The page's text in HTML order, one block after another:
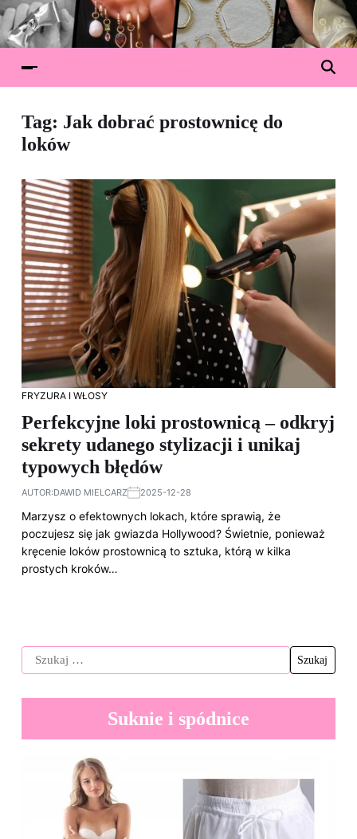
Tag: Jak dobrać prostownicę do
loków
FRYZURA I WŁOSY
Perfekcyjne loki prostownicą – odkryj
sekrety udanego stylizacji i unikaj
typowych błędów
AUTOR:DAWID MIELCARZ 2025-12-28
Marzysz o efektownych lokach, które sprawią, że
poczujesz się jak gwiazda Hollywood? Świetnie, ponieważ
kręcenie loków prostownicą to sztuka, którą w kilka
prostych kroków…
Suknie i spódnice